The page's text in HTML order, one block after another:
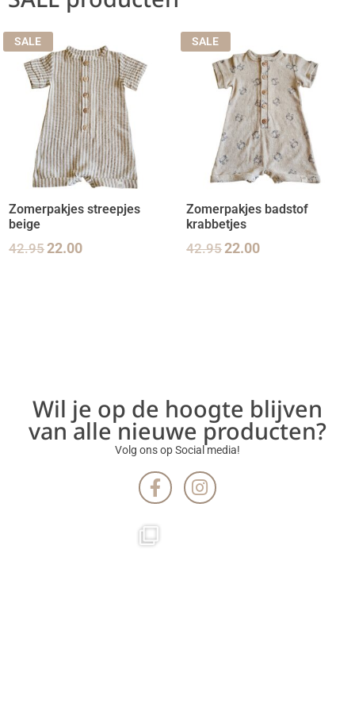
SALE
Zomerpakjes streepjes
beige
42.9522.00
SALE
Zomerpakjes badstof
krabbetjes
42.9522.00
Wil je op de hoogte blijven
van alle nieuwe producten?
Volg ons op Social media!